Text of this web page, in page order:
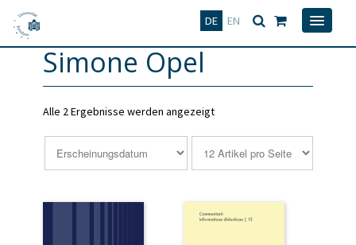
DE EN
Deutsch
Simone Opel
Alle 2 Ergebnisse werden angezeigt